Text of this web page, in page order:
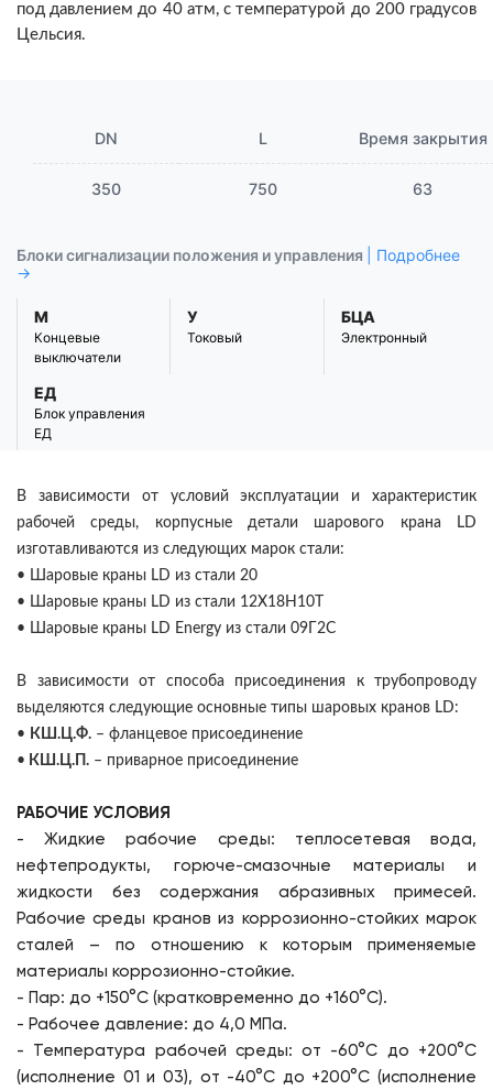
под давлением до 40 атм, с температурой до 200 градусов
Цельсия.
DN L Время закрытия
350 750 63
Блоки сигнализации положения и управления
| Подробнее
→
М
Концевые
выключатели
У
Токовый
БЦА
Электронный
ЕД
Блок управления
ЕД
В зависимости от условий эксплуатации и характеристик
рабочей среды, корпусные детали шарового крана LD
изготавливаются из следующих марок стали:
• Шаровые краны LD из стали 20
• Шаровые краны LD из стали 12Х18Н10Т
• Шаровые краны LD Energy из стали 09Г2С
В зависимости от способа присоединения к трубопроводу
выделяются следующие основные типы шаровых кранов LD:
• КШ.Ц.Ф. – фланцевое присоединение
• КШ.Ц.П. – приварное присоединение
РАБОЧИЕ УСЛОВИЯ
- Жидкие рабочие среды: теплосетевая вода,
нефтепродукты, горюче-смазочные материалы и
жидкости без содержания абразивных примесей.
Рабочие среды кранов из коррозионно-стойких марок
сталей – по отношению к которым применяемые
материалы коррозионно-стойкие.
- Пар: до +150°C (кратковременно до +160°C).
- Рабочее давление: до 4,0 МПа.
- Температура рабочей среды: от -60°C до +200°C
(исполнение 01 и 03), от -40°C до +200°C (исполнение